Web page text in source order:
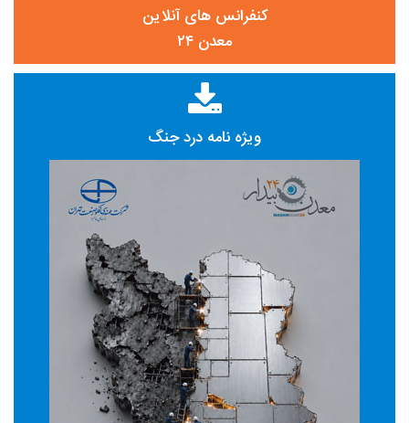
کنفرانس های آنلاین
معدن ۲۴
ویژه نامه درد جنگ